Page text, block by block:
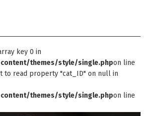
key 0 in
themes/style/single.phpon line
to read property "cat_ID" on null in
themes/style/single.phpon line